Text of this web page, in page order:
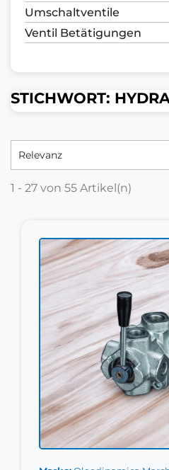
Umschaltventile
Ventil Betätigungen
STICHWORT:
Relevanz
1 - 27 von 55 Artikel(n)